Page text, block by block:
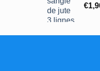
€